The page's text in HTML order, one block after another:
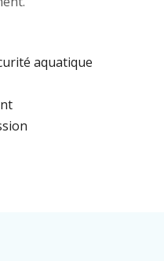
aquatique